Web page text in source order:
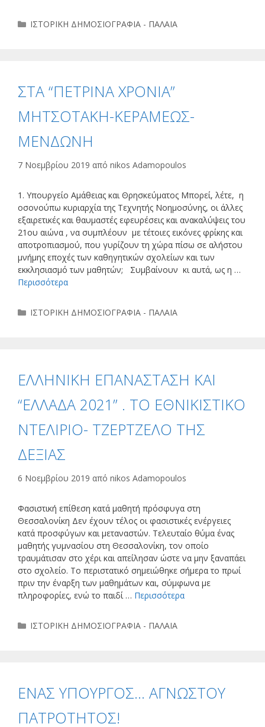
Κατηγορίες
ΙΣΤΟΡΙΚΗ ΔΗΜΟΣΙΟΓΡΑΦΙΑ - ΠΑΛΑΙΑ
ΣΤΑ “ΠΕΤΡΙΝΑ ΧΡΟΝΙΑ”
ΜΗΤΣΟΤΑΚΗ-ΚΕΡΑΜΕΩΣ-
ΜΕΝΔΩΝΗ
7 Νοεμβρίου 2019 από nikos Adamopoulos
1. Υπουργείο Αμάθειας και Θρησκεύματος Μπορεί, λέτε, η
οσονούπω κυριαρχία της Τεχνητής Νοημοσύνης, οι άλλες
εξαιρετικές και θαυμαστές εφευρέσεις και ανακαλύψεις του
21ου αιώνα , να συμπλέουν με τέτοιες εικόνες φρίκης και
αποτροπιασμού, που γυρίζουν τη χώρα πίσω σε αλήστου
μνήμης εποχές των καθηγητικών σχολείων και των
εκκλησιασμό των μαθητών; Συμβαίνουν κι αυτά, ως η …
Περισσότερα
Κατηγορίες
ΙΣΤΟΡΙΚΗ ΔΗΜΟΣΙΟΓΡΑΦΙΑ - ΠΑΛΑΙΑ
ΕΛΛΗΝΙΚΗ ΕΠΑΝΑΣΤΑΣΗ ΚΑΙ
“ΕΛΛΑΔΑ 2021” . ΤΟ ΕΘΝΙΚΙΣΤΙΚΟ
ΝΤΕΛΙΡΙΟ- ΤΖΕΡΤΖΕΛΟ ΤΗΣ
ΔΕΞΙΑΣ
6 Νοεμβρίου 2019 από nikos Adamopoulos
Φασιστική επίθεση κατά μαθητή πρόσφυγα στη
Θεσσαλονίκη Δεν έχουν τέλος οι φασιστικές ενέργειες
κατά προσφύγων και μεταναστών. Τελευταίο θύμα ένας
μαθητής γυμνασίου στη Θεσσαλονίκη, τον οποίο
τραυμάτισαν στο χέρι και απείλησαν ώστε να μην ξαναπάει
στο σχολείο. Το περιστατικό σημειώθηκε σήμερα το πρωί
πριν την έναρξη των μαθημάτων και, σύμφωνα με
πληροφορίες, ενώ το παιδί … Περισσότερα
Κατηγορίες
ΙΣΤΟΡΙΚΗ ΔΗΜΟΣΙΟΓΡΑΦΙΑ - ΠΑΛΑΙΑ
ΕΝΑΣ ΥΠΟΥΡΓΟΣ… ΑΓΝΩΣΤΟΥ
ΠΑΤΡΟΤΗΤOΣ!